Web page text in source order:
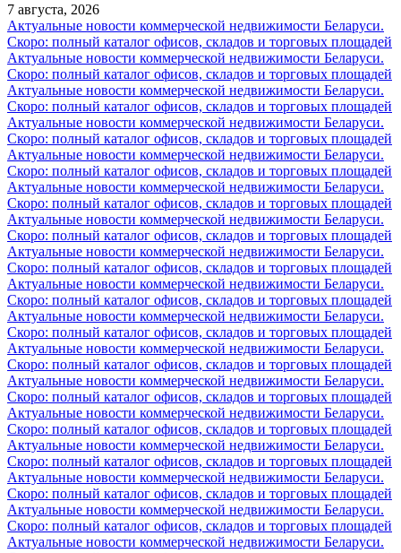
7 августа, 2026
Актуальные новости коммерческой недвижимости Беларуси.
Скоро: полный каталог офисов, складов и торговых площадей
Актуальные новости коммерческой недвижимости Беларуси.
Скоро: полный каталог офисов, складов и торговых площадей
Актуальные новости коммерческой недвижимости Беларуси.
Скоро: полный каталог офисов, складов и торговых площадей
Актуальные новости коммерческой недвижимости Беларуси.
Скоро: полный каталог офисов, складов и торговых площадей
Актуальные новости коммерческой недвижимости Беларуси.
Скоро: полный каталог офисов, складов и торговых площадей
Актуальные новости коммерческой недвижимости Беларуси.
Скоро: полный каталог офисов, складов и торговых площадей
Актуальные новости коммерческой недвижимости Беларуси.
Скоро: полный каталог офисов, складов и торговых площадей
Актуальные новости коммерческой недвижимости Беларуси.
Скоро: полный каталог офисов, складов и торговых площадей
Актуальные новости коммерческой недвижимости Беларуси.
Скоро: полный каталог офисов, складов и торговых площадей
Актуальные новости коммерческой недвижимости Беларуси.
Скоро: полный каталог офисов, складов и торговых площадей
Актуальные новости коммерческой недвижимости Беларуси.
Скоро: полный каталог офисов, складов и торговых площадей
Актуальные новости коммерческой недвижимости Беларуси.
Скоро: полный каталог офисов, складов и торговых площадей
Актуальные новости коммерческой недвижимости Беларуси.
Скоро: полный каталог офисов, складов и торговых площадей
Актуальные новости коммерческой недвижимости Беларуси.
Скоро: полный каталог офисов, складов и торговых площадей
Актуальные новости коммерческой недвижимости Беларуси.
Скоро: полный каталог офисов, складов и торговых площадей
Актуальные новости коммерческой недвижимости Беларуси.
Скоро: полный каталог офисов, складов и торговых площадей
Актуальные новости коммерческой недвижимости Беларуси.